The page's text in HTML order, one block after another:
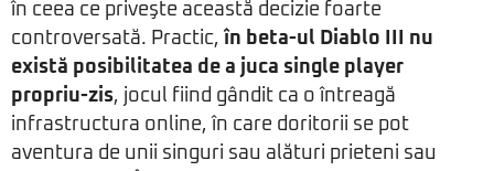
în ceea ce priveşte această decizie foarte
controversată. Practic, în beta-ul Diablo III nu
există posibilitatea de a juca single player
propriu-zis, jocul fiind gândit ca o întreagă
infrastructura online, în care doritorii se pot
aventura de unii singuri sau alături prieteni sau